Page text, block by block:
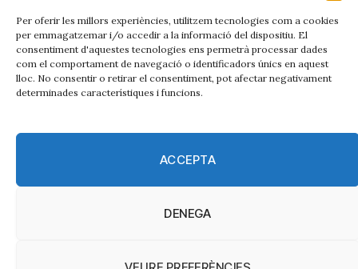
Per oferir les millors experiències, utilitzem tecnologies com a cookies
per emmagatzemar i/o accedir a la informació del dispositiu. El
consentiment d'aquestes tecnologies ens permetrà processar dades
com el comportament de navegació o identificadors únics en aquest
lloc. No consentir o retirar el consentiment, pot afectar negativament
determinades característiques i funcions.
ACCEPTA
DENEGA
08010, Barcelona
Contacta'ns
Email:
catmet@periodismeplural.cat
Telèfon: